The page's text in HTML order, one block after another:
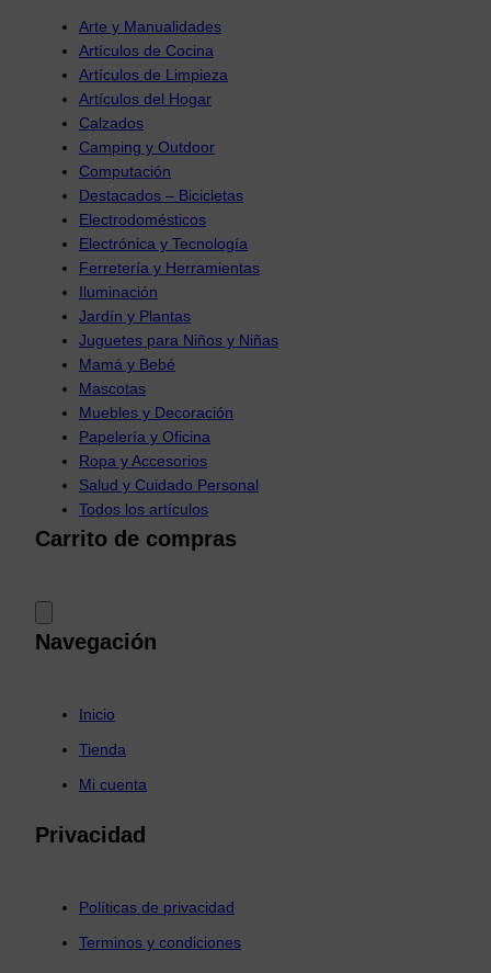
Arte y Manualidades
Artículos de Cocina
Artículos de Limpieza
Artículos del Hogar
Calzados
Camping y Outdoor
Computación
Destacados – Bicicletas
Electrodomésticos
Electrónica y Tecnología
Ferretería y Herramientas
Iluminación
Jardín y Plantas
Juguetes para Niños y Niñas
Mamá y Bebé
Mascotas
Muebles y Decoración
Papelería y Oficina
Ropa y Accesorios
Salud y Cuidado Personal
Todos los artículos
Carrito de compras
Navegación
Inicio
Tienda
Mi cuenta
Privacidad
Políticas de privacidad
Terminos y condiciones